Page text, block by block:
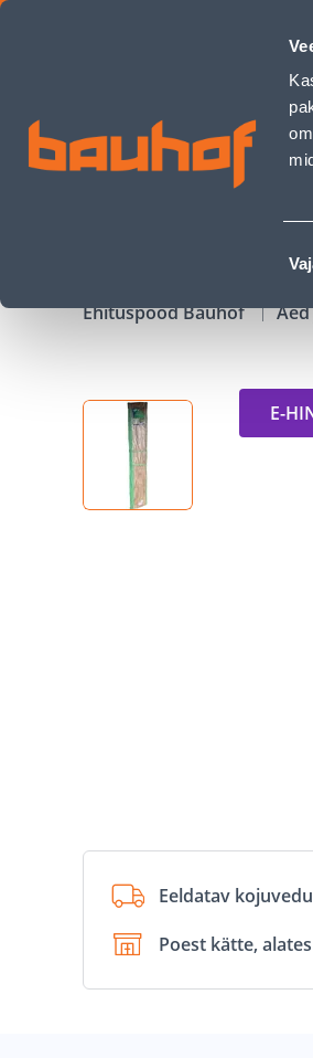
valik
RULLAED GRASS PILLIROOG 1,5X5M -
Ehituspood Bauhof
E-
Eeldatav
Poest kätte,